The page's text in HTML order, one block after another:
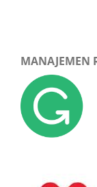
MANAJEMEN